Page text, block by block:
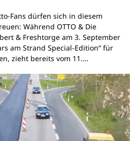
Fans dürfen sich in diesem
Während OTTO & Die
& Freshtorge am 3. September
am Strand Special-Edition“ für
zieht bereits vom 11.…